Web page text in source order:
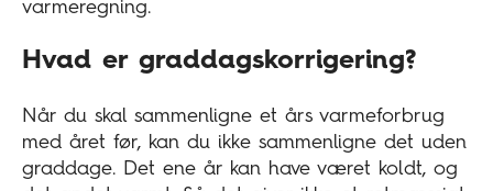
varmeregning.
Hvad er graddagskorrigering?
Når du skal sammenligne et års varmeforbrug
med året før, kan du ikke sammenligne det uden
graddage. Det ene år kan have været koldt, og